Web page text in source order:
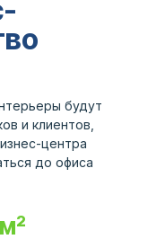
будут
и клиентов,
центра
до офиса
м²